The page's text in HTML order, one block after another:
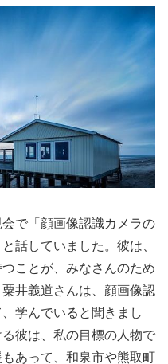
で「顔画像認識カメラの
話していました。彼は、
ことが、みなさんのため
井義道さんは、顔画像認
学んでいると聞きまし
彼は、私の目標の人物で
あって、和泉市や熊取町